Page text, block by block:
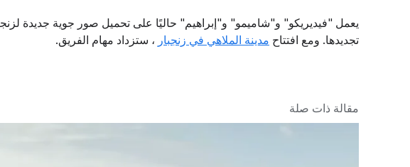
يعمل "فيديريكو" و"شاميمو" و"إبراهيم" حاليًا على تحميل صور جوية جديدة
تجديدها. ومع افتتاح مدينة الملاهي في زنجبار ، ستزداد مهام الفريق.
مقالة ذات صلة